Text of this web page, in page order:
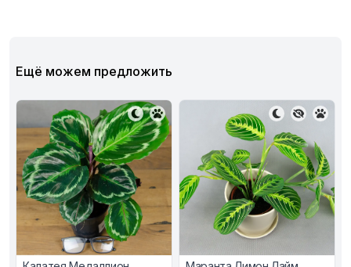
Ещё можем предложить